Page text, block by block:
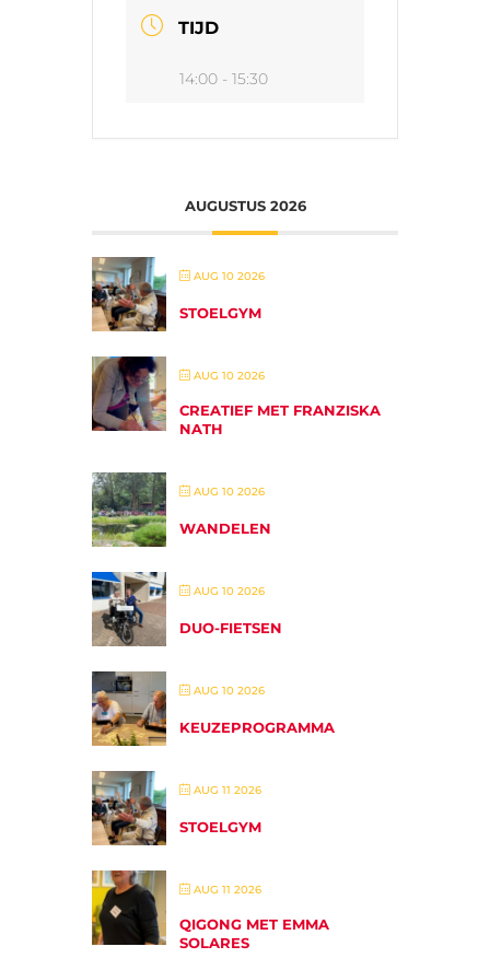
TIJD
14:00 - 15:30
AUGUSTUS 2026
AUG 10 2026
STOELGYM
AUG 10 2026
CREATIEF MET FRANZISKA
NATH
AUG 10 2026
WANDELEN
AUG 10 2026
DUO-FIETSEN
AUG 10 2026
KEUZEPROGRAMMA
AUG 11 2026
STOELGYM
AUG 11 2026
QIGONG MET EMMA
SOLARES